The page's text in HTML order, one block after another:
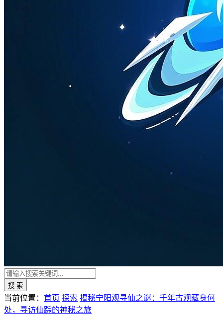
搜 索
当前位置： 首页 探索 揭秘宁阳观寻仙之谜：千年古观藏身何
处，寻访仙踪的神秘之旅